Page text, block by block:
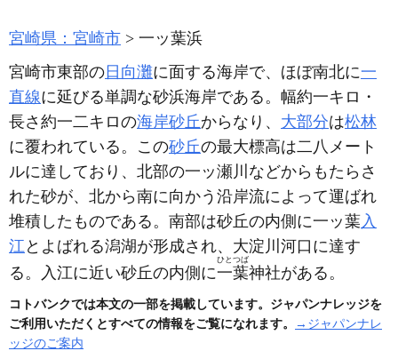
宮崎県：宮崎市
一ッ葉浜
宮崎市東部の 日向灘に面する海岸で、ほぼ南北に一
直線に延びる単調な砂浜海岸である。幅約一キロ・
長さ約一二キロの海岸砂丘からなり、 大部分は松林
に覆われている。この砂丘の最大標高は二八メート
ルに達しており、北部の一ッ瀬川などからもたらさ
れた砂が、北から南に向かう沿岸流によって運ばれ
堆積したものである。南部は砂丘の内側に一ッ葉入
江とよばれる潟湖が形成され、大淀川河口に達す
る。入江に近い砂丘の内側に一葉
ひとつば
神社がある。
コトバンクでは本文の一部を掲載しています。ジャパンナレッジを
ご利用いただくとすべての情報をご覧になれます。
→ジャパンナレ
ッジのご案内